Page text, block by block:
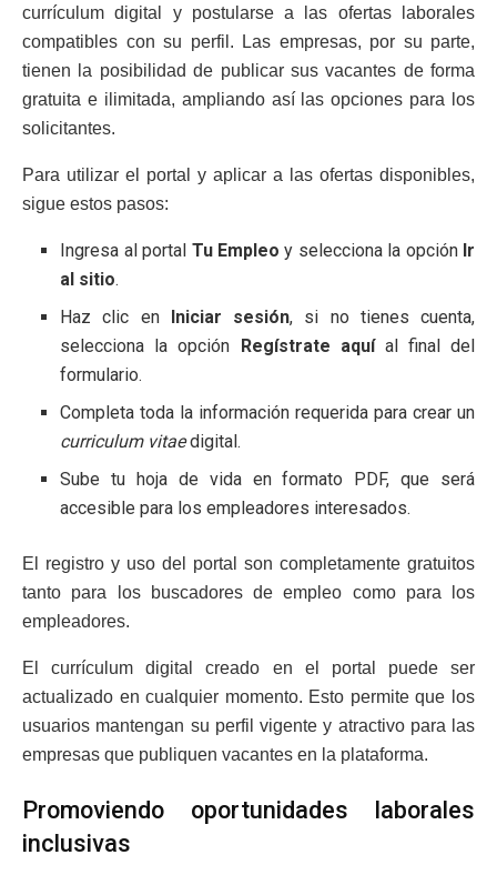
currículum digital y postularse a las ofertas laborales
compatibles con su perfil. Las empresas, por su parte,
tienen la posibilidad de publicar sus vacantes de forma
gratuita e ilimitada, ampliando así las opciones para los
solicitantes.
Para utilizar el portal y aplicar a las ofertas disponibles,
sigue estos pasos:
Ingresa al portal Tu Empleo y selecciona la opción Ir
al sitio.
Haz clic en
Iniciar sesión, si no tienes cuenta,
selecciona la opción
Regístrate aquíal final del
formulario.
Completa toda la información requerida para crear un
curriculum vitaedigital.
Sube tu hoja de vida en formato PDF, que será
accesible para los empleadores interesados.
El registro y uso del portal son completamente gratuitos
tanto para los buscadores de empleo como para los
empleadores.
El currículum digital creado en el portal puede ser
actualizado en cualquier momento. Esto permite que los
usuarios mantengan su perfil vigente y atractivo para las
empresas que publiquen vacantes en la plataforma.
Promoviendo oportunidades laborales
inclusivas